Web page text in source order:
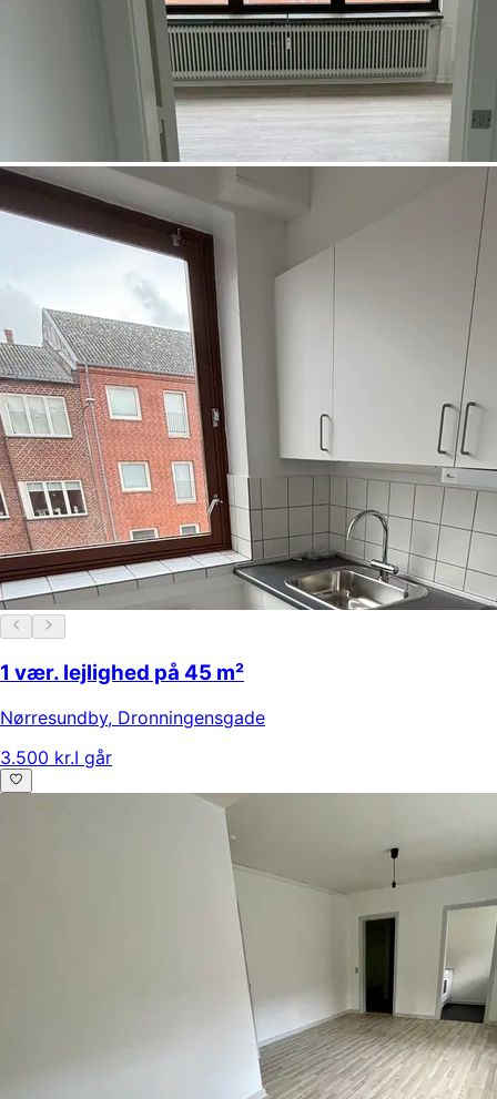
1 vær. lejlighed på 45 m²
Nørresundby, Dronningensgade
3.500 kr.I går